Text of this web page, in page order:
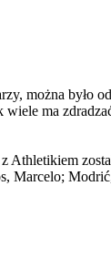
można było
ma
Athletikiem
Marcelo;